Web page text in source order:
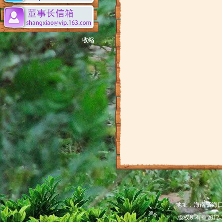
收缩
地址：海南省海
版权所有©